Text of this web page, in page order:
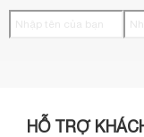
HỖ TRỢ